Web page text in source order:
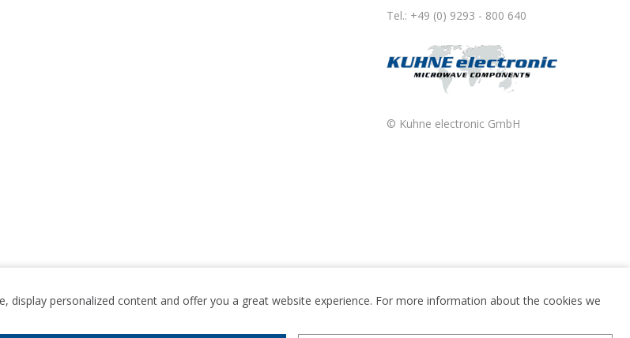
Tel.: +49 (0) 9293 - 800 640
© Kuhne electronic GmbH
personalized content and offer you a great website experience. For more information about the cookies we